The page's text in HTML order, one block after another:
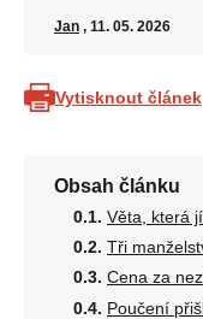
Jan , 11. 05. 2026
Vytisknout článek
Obsah článku
Věta, která
Tři
Cena za
Poučení